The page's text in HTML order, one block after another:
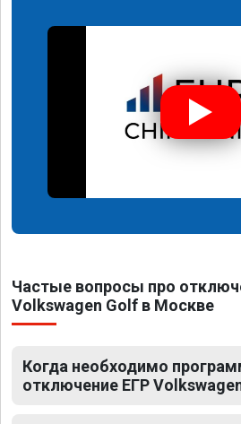
Частые вопросы про
Volkswagen Golf в Москве
Когда необходимо
отключение ЕГР